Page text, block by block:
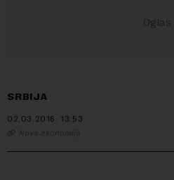
SRBIJA
02.03.2016. 13:53
Nova ekonomija